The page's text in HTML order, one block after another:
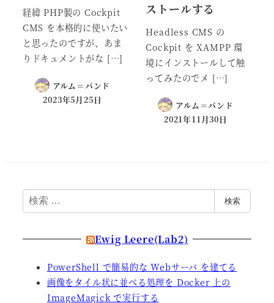
経緯 PHP製の Cockpit
CMS を本格的に使いたい
と思ったのですが、あま
りドキュメントがな […]
アルム＝バンド
2023年5月25日
ストールする
Headless CMS の
Cockpit を XAMPP 環
境にインストールして触
ってみたのでメ […]
アルム＝バンド
2021年11月30日
検
索
検索
Ewig Leere(Lab2)
PowerShell で簡易的な Webサーバ を建てる
画像をタイル状に並べる処理を Docker 上の
ImageMagick で実行する